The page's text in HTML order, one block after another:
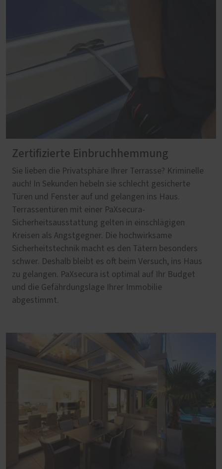
Zertifizierte Einbruchhemmung
Sie lieben die Privatsphäre Ihrer Terrasse? Kriminelle
auch! In Sekunden hebeln sie schlecht gesicherte
Türen und Fenster auf und gelangen ins Haus.
Terrassentüren mit einer PaXsecura-
Sicherheitsausstattung gelten in einschlägigen
Kreisen als Angstgegner. Die hochwirksame
Sicherheitstechnik macht es den Tätern besonders
schwer. Deshalb bleibt es oft beim Versuch, ins Haus
zu gelangen. PaXsecura ist optimal auf Ihr Budget
und die Gefährdungslage Ihrer Immobilie
abgestimmt.